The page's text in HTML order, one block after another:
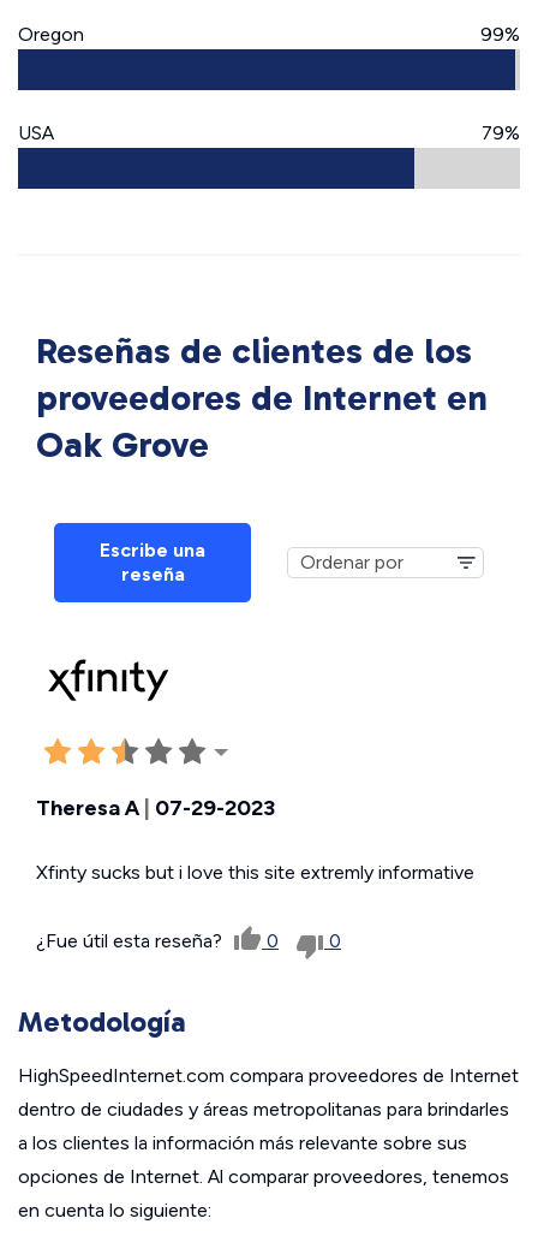
Oregon 99%
USA 79%
Reseñas de clientes de los
proveedores de Internet en
Oak Grove
Escribe una
reseña
Theresa A| 07-29-2023
Xfinty sucks but i love this site extremly informative
¿Fue útil esta reseña? 0 0
Metodología
HighSpeedInternet.com compara proveedores de Internet
dentro de ciudades y áreas metropolitanas para brindarles
a los clientes la información más relevante sobre sus
opciones de Internet. Al comparar proveedores, tenemos
en cuenta lo siguiente: